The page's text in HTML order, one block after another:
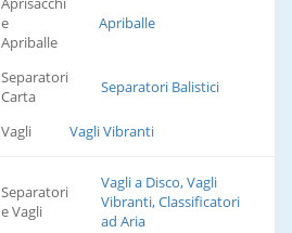
e
Apriballe
Apriballe
Separatori
Carta
Separatori Balistici
Vagli Vagli Vibranti
Separatori
e Vagli
Vagli a Disco, Vagli
Vibranti, Classificatori
ad Aria